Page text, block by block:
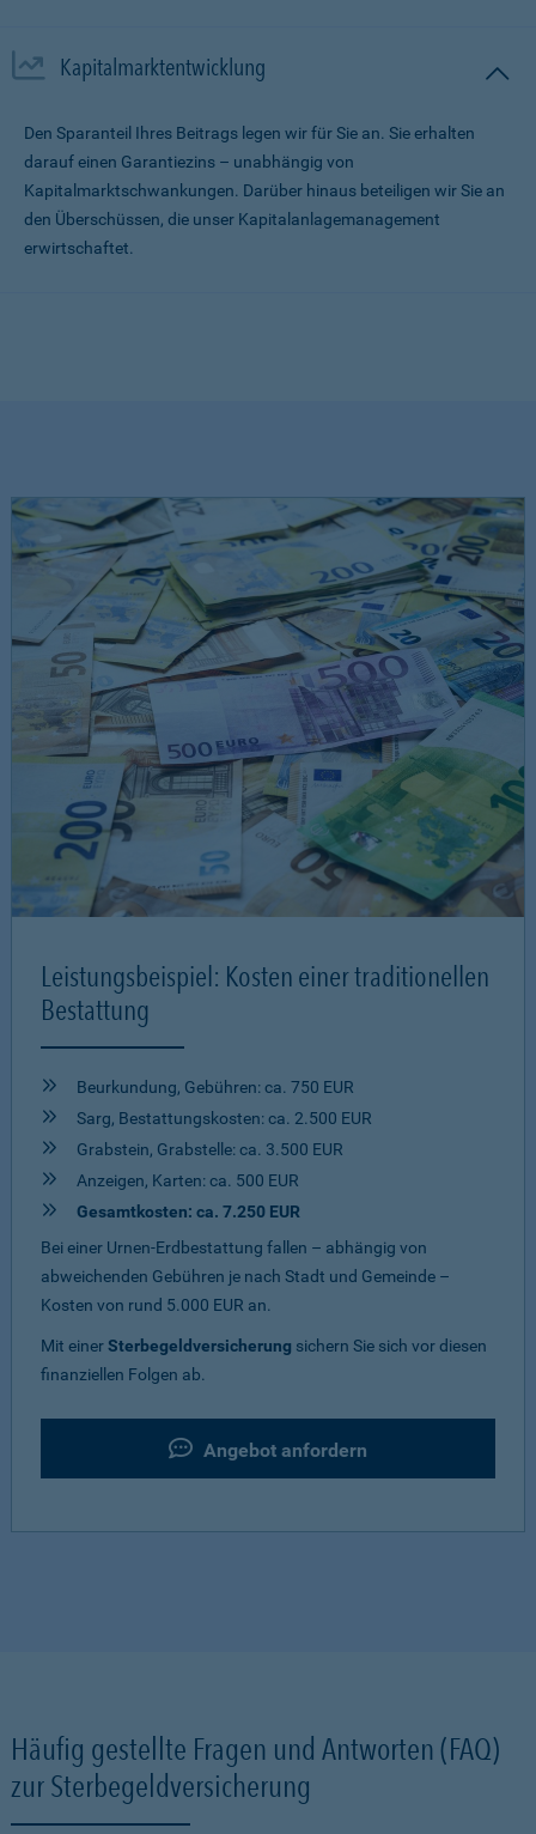
Kapitalmarktentwicklung
Den Sparanteil Ihres Beitrags legen wir für Sie an. Sie erhalten
darauf einen Garantiezins – unabhängig von
Kapitalmarktschwankungen. Darüber hinaus beteiligen wir Sie an
den Überschüssen, die unser Kapitalanlagemanagement
erwirtschaftet.
Leistungsbeispiel: Kosten einer traditionellen
Bestattung
Beurkundung, Gebühren: ca. 750 EUR
Sarg, Bestattungskosten: ca. 2.500 EUR
Grabstein, Grabstelle: ca. 3.500 EUR
Anzeigen, Karten: ca. 500 EUR
Gesamtkosten: ca. 7.250 EUR
Bei einer Urnen-Erdbestattung fallen – abhängig von
abweichenden Gebühren je nach Stadt und Gemeinde –
Kosten von rund 5.000 EUR an.
Mit einerSterbegeldversicherung sichern Sie sich vor diesen
finanziellen Folgen ab.
Angebot anfordern
Häufig gestellte Fragen und Antworten (FAQ)
zur Sterbegeldversicherung